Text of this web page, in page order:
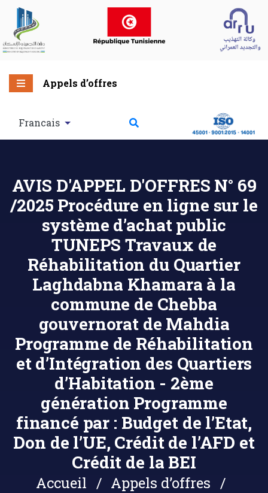
Appels d’offres
Francais
AVIS D'APPEL D'OFFRES N° 69
/2025 Procédure en ligne sur le
système d’achat public
TUNEPS Travaux de
Réhabilitation du Quartier
Laghdabna Khamara à la
commune de Chebba
gouvernorat de Mahdia
Programme de Réhabilitation
et d’Intégration des Quartiers
d’Habitation - 2ème
génération Programme
financé par : Budget de l’Etat,
Don de l’UE, Crédit de l’AFD et
Crédit de la BEI
Accueil
Appels d’offres